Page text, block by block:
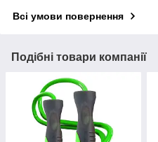
Всі умови повернення
Подібні товари компанії